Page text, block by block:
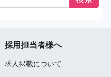
採用担当者様へ
求人掲載について